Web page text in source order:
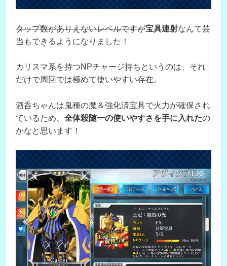
タップ数がありえないレベルですが宝具連射なんて芸
当もできるようになりました！
カリスマ系を持つNPチャージ持ちというのは、それ
だけで周回では極めて使いやすい存在。
酒呑ちゃんは鬼種の魔＆強化済宝具で火力が確保され
ているため、 全体殺随一の使いやすさを手に入れたの
かなと思います！